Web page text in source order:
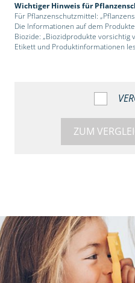
Wichtiger Hinweis für
Für Pflanzenschutzmittel:
Die Informationen auf dem
Biozide: „Biozidprodukte vorsichtig
Etikett und Produktinformationen
ZUM